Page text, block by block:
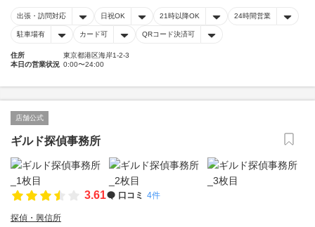
出張・訪問対応 日祝OK 21時以降OK 24時間営業
駐車場有 カード可 QRコード決済可
住所
東京都港区海岸1-2-3
本日の営業状況 0:00〜24:00
店舗公式
ギルド探偵事務所
3.61 口コミ 4件
探偵・興信所